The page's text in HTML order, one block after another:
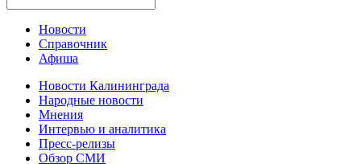
Новости
Справочник
Афиша
Новости Калининграда
Народные новости
Мнения
Интервью и аналитика
Пресс-релизы
Обзор СМИ